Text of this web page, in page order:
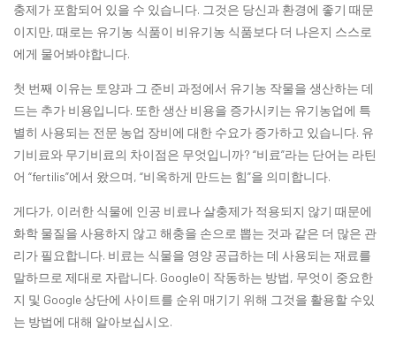
충제가 포함되어 있을 수 있습니다. 그것은 당신과 환경에 좋기 때문
이지만, 때로는 유기농 식품이 비유기농 식품보다 더 나은지 스스로
에게 물어봐야합니다.
첫 번째 이유는 토양과 그 준비 과정에서 유기농 작물을 생산하는 데
드는 추가 비용입니다. 또한 생산 비용을 증가시키는 유기농업에 특
별히 사용되는 전문 농업 장비에 대한 수요가 증가하고 있습니다. 유
기비료와 무기비료의 차이점은 무엇입니까? “비료”라는 단어는 라틴
어 “fertilis”에서 왔으며, “비옥하게 만드는 힘”을 의미합니다.
게다가, 이러한 식물에 인공 비료나 살충제가 적용되지 않기 때문에
화학 물질을 사용하지 않고 해충을 손으로 뽑는 것과 같은 더 많은 관
리가 필요합니다. 비료는 식물을 영양 공급하는 데 사용되는 재료를
말하므로 제대로 자랍니다. Google이 작동하는 방법, 무엇이 중요한
지 및 Google 상단에 사이트를 순위 매기기 위해 그것을 활용할 수있
는 방법에 대해 알아보십시오.